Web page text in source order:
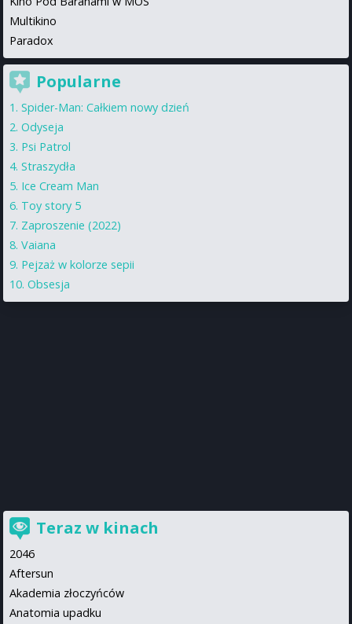
Multikino
Paradox
Popularne
Spider-Man: Całkiem nowy dzień
Odyseja
Psi Patrol
Straszydła
Ice Cream Man
Toy story 5
Zaproszenie (2022)
Vaiana
Pejzaż w kolorze sepii
Obsesja
Teraz w kinach
2046
Aftersun
Akademia złoczyńców
Anatomia upadku